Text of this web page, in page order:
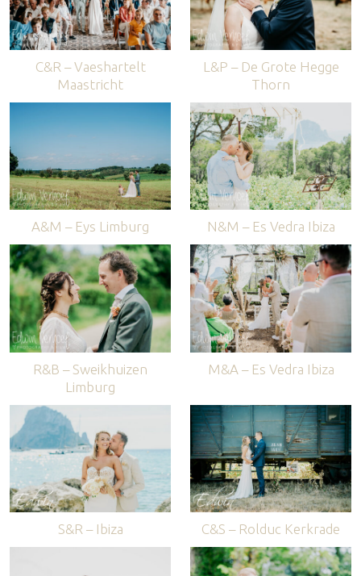
C&R – Vaeshartelt
Maastricht
L&P – De Grote Hegge
Thorn
A&M – Eys Limburg N&M – Es Vedra Ibiza
R&B – Sweikhuizen
Limburg
M&A – Es Vedra Ibiza
S&R – Ibiza C&S – Rolduc Kerkrade